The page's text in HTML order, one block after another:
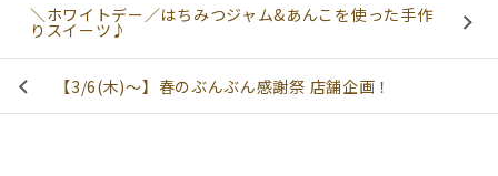
＼ホワイトデー／はちみつジャム&あんこを使った手作
りスイーツ♪
【3/6(木)～】春のぶんぶん感謝祭 店舗企画！